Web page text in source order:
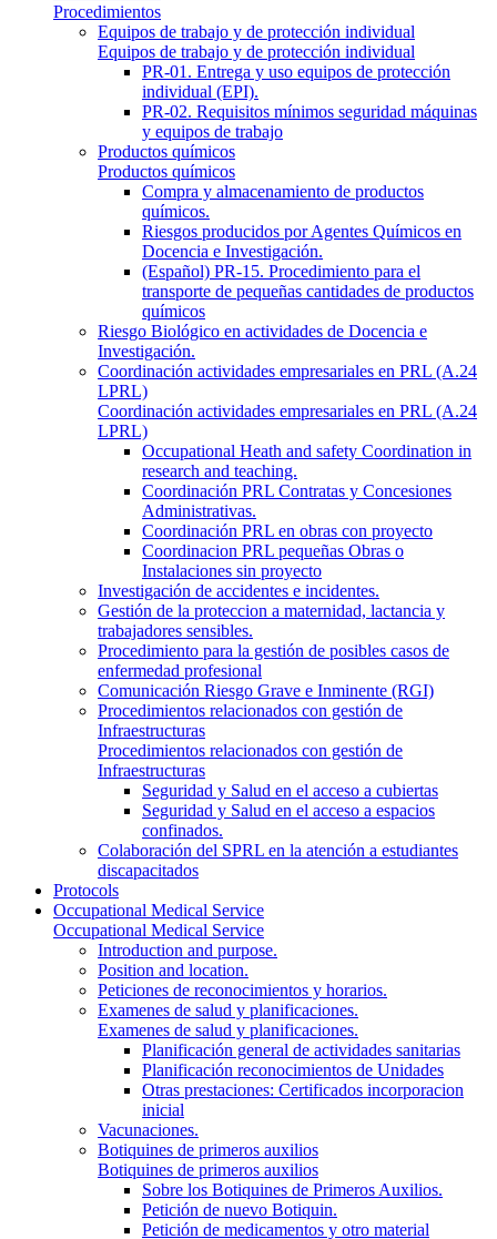
Procedimientos
Equipos de trabajo y de protección individual
Equipos de trabajo y de protección individual
PR-01. Entrega y uso equipos de protección
individual (EPI).
PR-02. Requisitos mínimos seguridad máquinas
y equipos de trabajo
Productos químicos
Productos químicos
Compra y almacenamiento de productos
químicos.
Riesgos producidos por Agentes Químicos en
Docencia e Investigación.
(Español) PR-15. Procedimiento para el
transporte de pequeñas cantidades de productos
químicos
Riesgo Biológico en actividades de Docencia e
Investigación.
Coordinación actividades empresariales en PRL (A.24
LPRL)
Coordinación actividades empresariales en PRL (A.24
LPRL)
Occupational Heath and safety Coordination in
research and teaching.
Coordinación PRL Contratas y Concesiones
Administrativas.
Coordinación PRL en obras con proyecto
Coordinacion PRL pequeñas Obras o
Instalaciones sin proyecto
Investigación de accidentes e incidentes.
Gestión de la proteccion a maternidad, lactancia y
trabajadores sensibles.
Procedimiento para la gestión de posibles casos de
enfermedad profesional
Comunicación Riesgo Grave e Inminente (RGI)
Procedimientos relacionados con gestión de
Infraestructuras
Procedimientos relacionados con gestión de
Infraestructuras
Seguridad y Salud en el acceso a cubiertas
Seguridad y Salud en el acceso a espacios
confinados.
Colaboración del SPRL en la atención a estudiantes
discapacitados
Protocols
Occupational Medical Service
Occupational Medical Service
Introduction and purpose.
Position and location.
Peticiones de reconocimientos y horarios.
Examenes de salud y planificaciones.
Examenes de salud y planificaciones.
Planificación general de actividades sanitarias
Planificación reconocimientos de Unidades
Otras prestaciones: Certificados incorporacion
inicial
Vacunaciones.
Botiquines de primeros auxilios
Botiquines de primeros auxilios
Sobre los Botiquines de Primeros Auxilios.
Petición de nuevo Botiquin.
Petición de medicamentos y otro material